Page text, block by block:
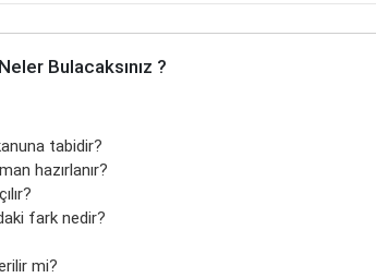
Bulacaksınız ?
tabidir?
hazırlanır?
fark nedir?
mi?